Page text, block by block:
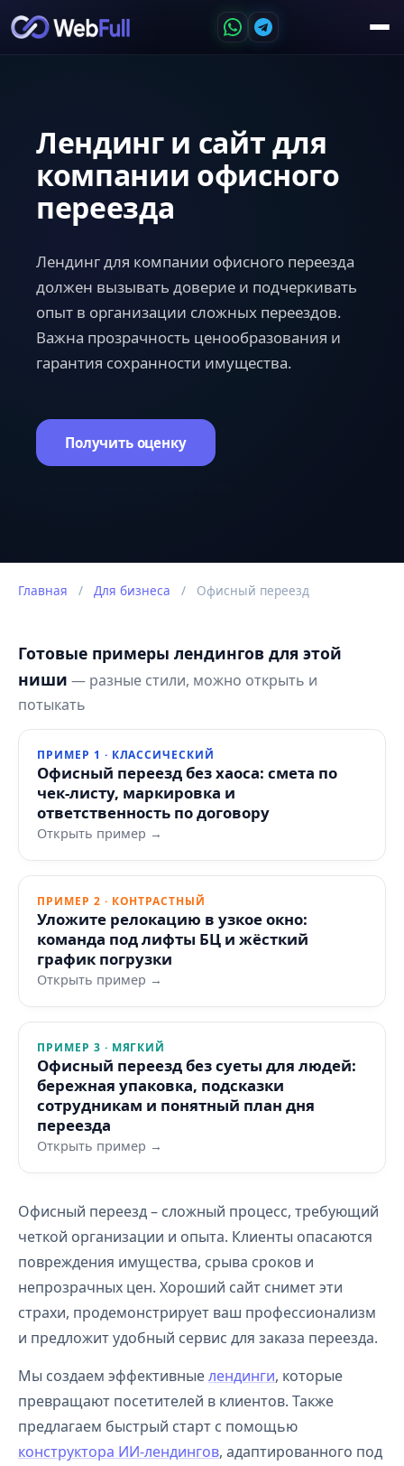
Лендинг и сайт для
компании офисного
переезда
Лендинг для компании офисного переезда
должен вызывать доверие и подчеркивать
опыт в организации сложных переездов.
Важна прозрачность ценообразования и
гарантия сохранности имущества.
Получить оценку
Главная / Для бизнеса / Офисный переезд
Готовые примеры лендингов для этой
ниши — разные стили, можно открыть и
потыкать
ПРИМЕР 1 · КЛАССИЧЕСКИЙ
Офисный переезд без хаоса: смета по
чек-листу, маркировка и
ответственность по договору
Открыть пример →
ПРИМЕР 2 · КОНТРАСТНЫЙ
Уложите релокацию в узкое окно:
команда под лифты БЦ и жёсткий
график погрузки
Открыть пример →
ПРИМЕР 3 · МЯГКИЙ
Офисный переезд без суеты для людей:
бережная упаковка, подсказки
сотрудникам и понятный план дня
переезда
Открыть пример →
Офисный переезд – сложный процесс, требующий
четкой организации и опыта. Клиенты опасаются
повреждения имущества, срыва сроков и
непрозрачных цен. Хороший сайт снимет эти
страхи, продемонстрирует ваш профессионализм
и предложит удобный сервис для заказа переезда.
Мы создаем эффективныелендинги, которые
превращают посетителей в клиентов. Также
предлагаем быстрый старт с помощью
конструктора ИИ-лендингов, адаптированного под